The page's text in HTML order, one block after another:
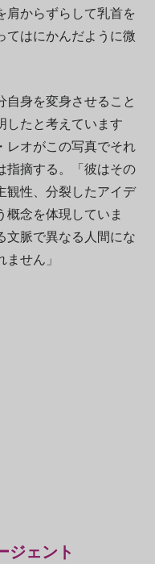
肩からずらして乳首を
てはにかんだように微
自身を変身させること
したと考えています
レオがこの写真でそれ
指摘する。「彼はその
観性、分裂したアイデ
概念を体現していま
文脈で異なる人間にな
せん」
ジェント